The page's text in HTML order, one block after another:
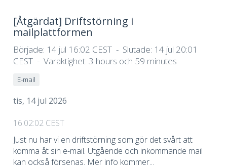
[Åtgärdat] Driftstörning i
mailplattformen
Började: 14 jul 16:02 CEST Slutade: 14 jul 20:01
CEST
Varaktighet: 3 hours och 59 minutes
E-mail
tis, 14 jul 2026
16:02:02 CEST
Just nu har vi en driftstörning som gör det svårt att
komma åt sin e-mail. Utgående och inkommande mail
kan också försenas. Mer info kommer...